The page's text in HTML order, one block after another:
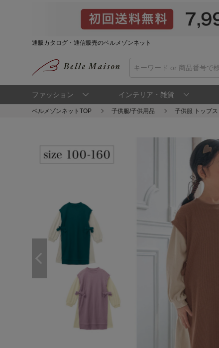
通販カタログ・通信販売のベルメゾンネット
ファッション インテリア・雑貨
ベルメゾンネットTOP 子供服/子供用品 子供服 トップス